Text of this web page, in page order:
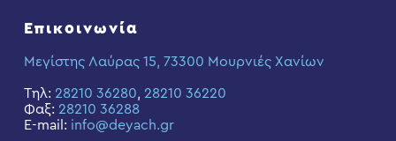
Επικοινωνία
Μεγίστης Λαύρας 15, 73300 Μουρνιές Χανίων
Τηλ: 28210 36280, 28210 36220
Φαξ: 28210 36288
E-mail: info@deyach.gr